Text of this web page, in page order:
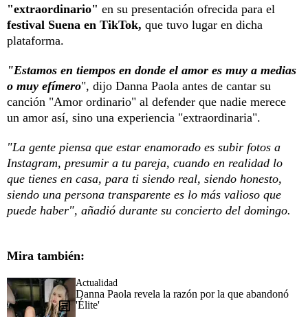
"extraordinario" en su presentación ofrecida para el
festival Suena en TikTok, que tuvo lugar en dicha
plataforma.
"Estamos en tiempos en donde el amor es muy a medias
o muy efímero", dijo Danna Paola antes de cantar su
canción "Amor ordinario" al defender que nadie merece
un amor así, sino una experiencia "extraordinaria".
"La gente piensa que estar enamorado es subir fotos a
Instagram, presumir a tu pareja, cuando en realidad lo
que tienes en casa, para ti siendo real, siendo honesto,
siendo una persona transparente es lo más valioso que
puede haber", añadió durante su concierto del domingo.
Mira también:
Actualidad
Danna Paola revela la razón por la que abandonó
'Élite'